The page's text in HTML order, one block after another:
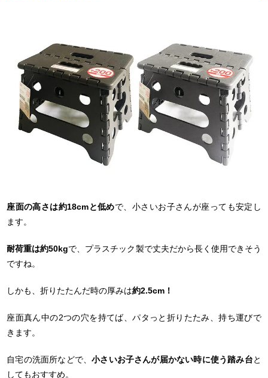
座面の高さは約18cmと低めで、小さいお子さんが座っても安定し
ます。
耐荷重は約50kgで、プラスチック製で丈夫だから長く使用できそう
ですね。
しかも、折りたたんだ時の厚みは約2.5cm！
座面真ん中の2つの穴を持てば、パタっと折りたたみ、持ち運びで
きます。
自宅の洗面所などで、小さいお子さんが届かない時に使う踏み台と
してもおすすめ。